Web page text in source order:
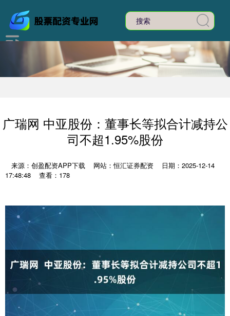
广瑞网 中亚股份：董事长等拟合计减持公
司不超1.95%股份
来源：创盈配资APP下载 网站：恒汇证券配资
日期：2025-12-14
17:48:48
查看：178